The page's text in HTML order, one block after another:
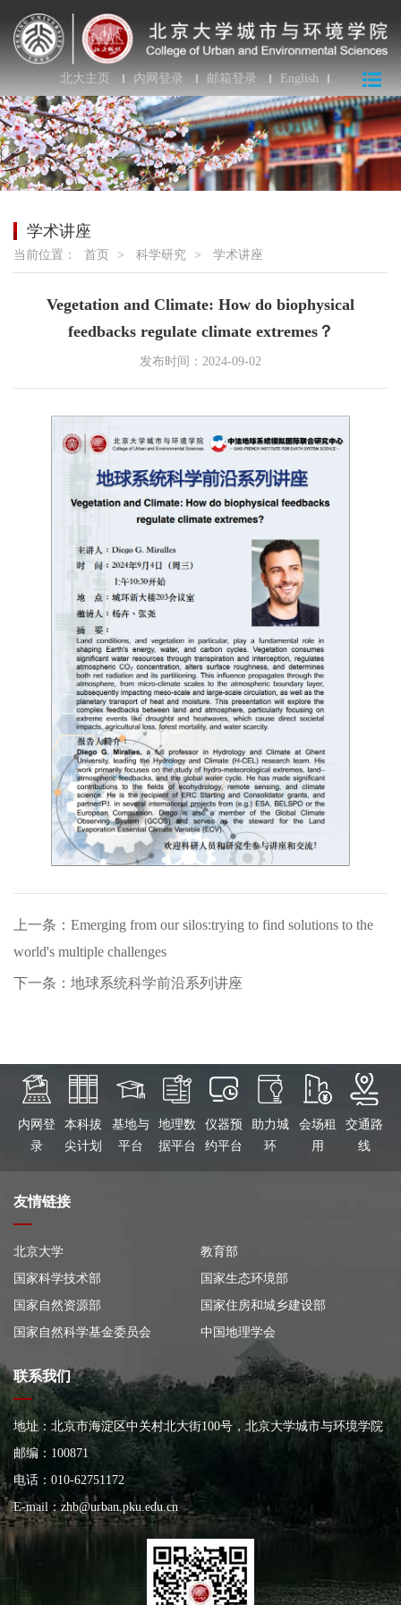
北大主页 内网登录 邮箱登录 English
学术讲座
当前位置： 首页 > 科学研究 > 学术讲座
Vegetation and Climate: How do biophysical
feedbacks regulate climate extremes？
发布时间：2024-09-02
上一条：Emerging from our silos:trying to find solutions to the
world's multiple challenges
下一条：地球系统科学前沿系列讲座
内网登
录
本科拔
尖计划
基地与
平台
地理数
据平台
仪器预
约平台
助力城
环
会场租
用
交通路
线
友情链接
北京大学
教育部
国家科学技术部
国家生态环境部
国家自然资源部
国家住房和城乡建设部
国家自然科学基金委员会
中国地理学会
联系我们
地址：北京市海淀区中关村北大街100号，北京大学城市与环境学院
大楼
邮编：100871
电话：010-62751172
E-mail：zhb@urban.pku.edu.cn